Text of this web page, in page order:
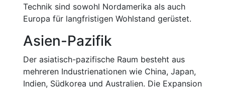
Technik sind sowohl Nordamerika als auch
Europa für langfristigen Wohlstand gerüstet.
Asien-Pazifik
Der asiatisch-pazifische Raum besteht aus
mehreren Industrienationen wie China, Japan,
Indien, Südkorea und Australien. Die Expansion